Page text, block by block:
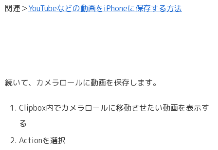
関連＞YouTubeなどの動画をiPhoneに保存する方法
続いて、カメラロールに動画を保存します。
Clipbox内でカメラロールに移動させたい動画を表示す
る
Actionを選択